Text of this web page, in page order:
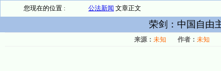
您现在的位置 : 公法新闻 文章正文
荣剑：中国自由
来源： 未知 作者： 未知